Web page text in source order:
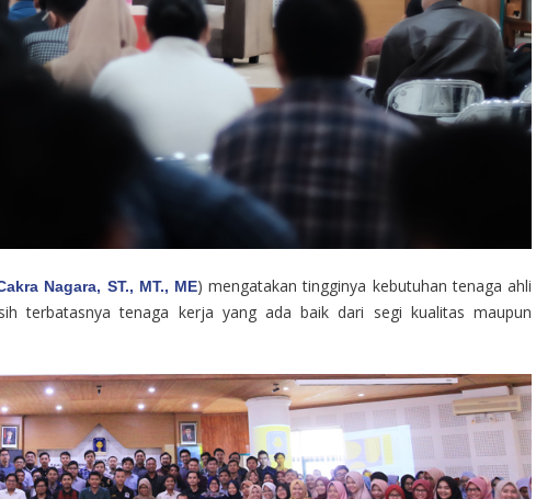
Nagara, ST., MT., ME) mengatakan tingginya kebutuhan tenaga ahli
terbatasnya tenaga kerja yang ada baik dari segi kualitas maupun